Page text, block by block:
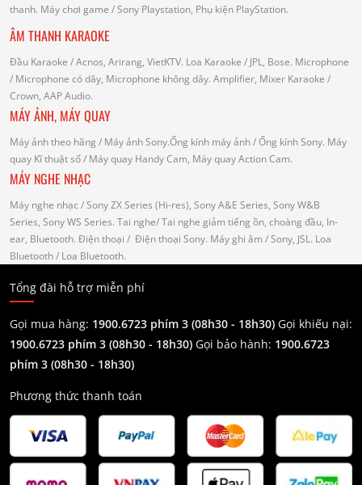
thanh. Máy chơi game / Sony Playstation, Phụ kiện PlayStation.
ÂM THANH KARAOKE
Đầu Karaoke / Acnos, Arirang, VietKTV. Loa Karaoke / JPL, Bose. Microphone
/ Microphone có dây, Microphone không dây. Amplifier, Mixer Karaoke /
Crown, AAP Audio.
MÁY ẢNH, MÁY QUAY
Máy ảnh theo hãng / Máy ảnh Sony.Ống kính máy ảnh / Ống kính Sony. Máy
quay Kĩ thuật số/ Máy quay Handy Cam, Máy quay Action Cam.
MÁY NGHE NHẠC
Máy nghe nhạc / Sony ZX Series (Hi-res), Sony A&E Series, Sony W&B
Series, Sony WS Series. Tai nghe/ Tai nghe giảm tiếng ồn, choàng đầu, In-
ear, Bluetooth. Điện thoại / Điện thoại Sony. Máy ghi âm / Sony, JSL. Loa
Bluetooth/ Loa Bluetooth.
Tổng đài hỗ trợ miễn phí
Gọi mua hàng: 1900.6723 phím 3 (08h30 - 18h30) Gọi khiếu nại:
1900.6723 phím 3 (08h30 - 18h30) Gọi bảo hành: 1900.6723
phím 3 (08h30 - 18h30)
Phương thức thanh toán